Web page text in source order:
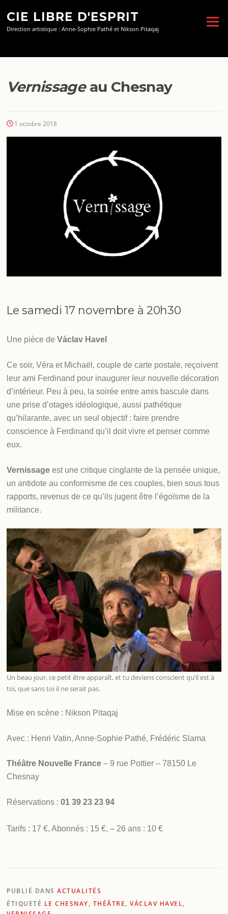
contenu
CIE LIBRE D'ESPRIT
Direction artistique : Anne-Sophie Pathé et Nikson Pitaqaj
Menu
Vernissageau Chesnay
1 octobre 2018
Le samedi 17 novembre à 20h30
Une pièce deVáclav Havel
Ce soir, Véra et Michaël, couple de carte postale, reçoivent
leur ami Ferdinand pour inaugurer leur nouvelle décoration
d’intérieur. Peu à peu, la soirée entre amis bascule dans
une prise d’otages idéologique, aussi pathétique
qu’hilarante, avec un seul objectif : faire prendre
conscience à Ferdinand qu’il doit vivre et penser comme
eux.
Vernissageest une critique cinglante de la pensée unique,
un antidote au conformisme de ces couples, bien sous tous
rapports, revenus de ce qu’ils jugent être l’égoïsme de la
militance.
Un beau jour, ce petit être apparaît, et tu deviens conscient qu’il est à
toi, que sans toi il ne serait pas.
Mise en scène : Nikson Pitaqaj
Avec : Henri Vatin, Anne-Sophie Pathé, Frédéric Slama
Théâtre Nouvelle France – 9 rue Pottier – 78150 Le
Chesnay
Réservations :01 39 23 23 94
Tarifs : 17 €, Abonnés : 15 €, – 26 ans : 10 €
PUBLIÉ DANSACTUALITÉS
ÉTIQUETÉ LE CHESNAY, THÉÂTRE,VÁCLAV HAVEL,